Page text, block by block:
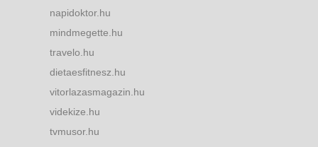
napidoktor.hu
mindmegette.hu
travelo.hu
dietaesfitnesz.hu
vitorlazasmagazin.hu
videkize.hu
tvmusor.hu